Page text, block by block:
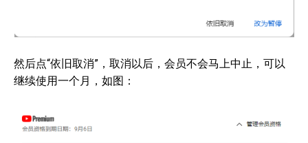
然后点“依旧取消”，取消以后，会员不会马上中止，可以
继续使用一个月，如图：